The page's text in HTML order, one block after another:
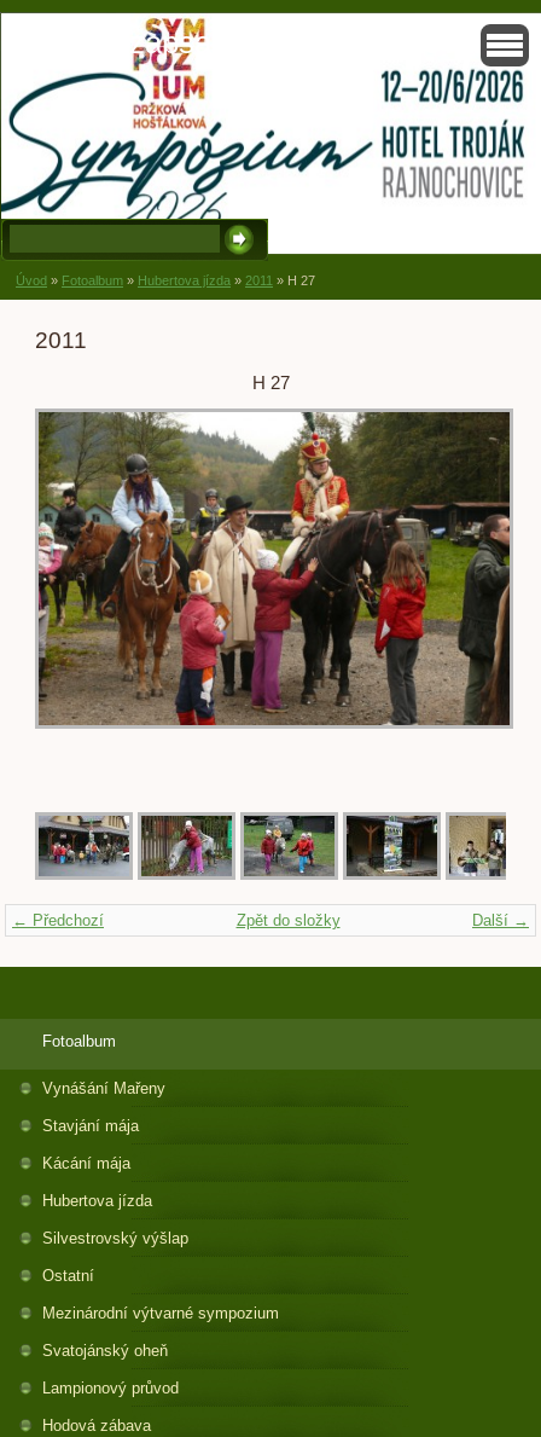
Solisko, zapsaný spolek, Držková
Úvod » Fotoalbum » Hubertova jízda » 2011 » H 27
2011
H 27
← Předchozí Další →
Zpět do složky
Fotoalbum
Vynášání Mařeny
Stavjání mája
Kácání mája
Hubertova jízda
Silvestrovský výšlap
Ostatní
Mezinárodní výtvarné sympozium
Svatojánský oheň
Lampionový průvod
Hodová zábava